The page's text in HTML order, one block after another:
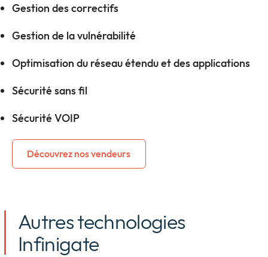
Gestion des correctifs
Gestion de la vulnérabilité
Optimisation du réseau étendu et des applications
Sécurité sans fil
Sécurité VOIP
Découvrez nos vendeurs
Autres technologies
Infinigate